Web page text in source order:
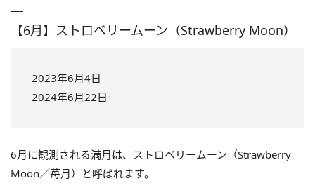
【6月】ストロベリームーン（Strawberry Moon）
2023年6月4日
2024年6月22日
6月に観測される満月は、ストロベリームーン（Strawberry
Moon／苺月）と呼ばれます。